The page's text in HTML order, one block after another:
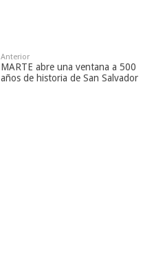
Anterior
MARTE abre una ventana a 500
años de historia de San Salvador